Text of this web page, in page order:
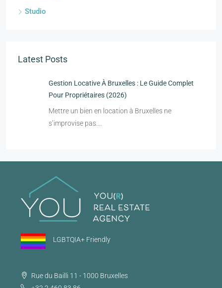
Studio
Latest Posts
Gestion Locative À Bruxelles : Le Guide Complet
Pour Propriétaires (2026)
Mettre un bien en location à Bruxelles ne
s’improvise pas.…
LGBTQIA+ Friendly
Rue du Bailli 11 - 1000 Bruxelles